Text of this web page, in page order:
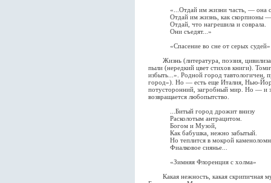
«...Отдай им жизни часть, — она
Отдай им жизнь, как скорпионы —
Отдай, что нагрешила и соврала.
Они съедят...»
«Спасение во сне от серых судей»
Жизнь (литература, поэзия,
пыли (нередкий цвет стихов книги).
избыть...». Родной город тавтологичен,
город»). Но — есть еще Италия, Нью-
потусторонний, загробный мир. Но — и
возвращается любопытство.
...Битый город дрожит внизу
Расколотым антрацитом.
Богом и Музой,
Как бабушка, нежно забытый.
Но теплится в мокрой
Фиалковое сиянье...
«Зимняя Флоренция с холма»
Какая нежность, какая скрипичная